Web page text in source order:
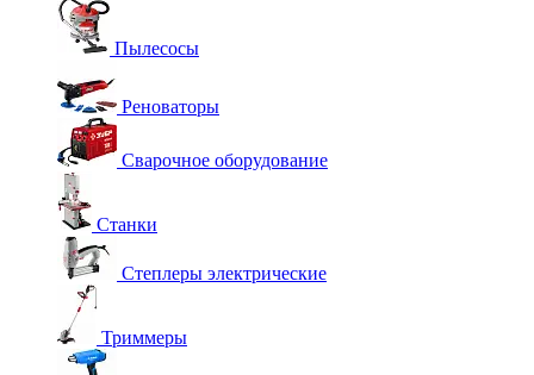
Пылесосы
Реноваторы
Сварочное оборудование
Станки
Степлеры электрические
Триммеры